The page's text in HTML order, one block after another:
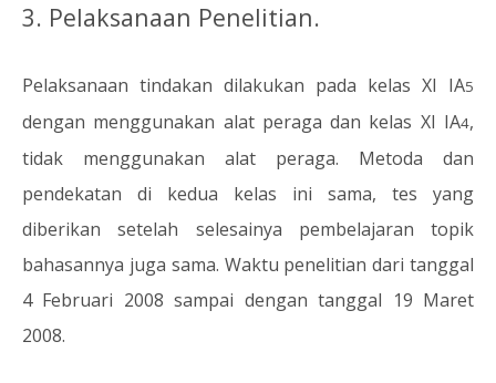
3. Pelaksanaan Penelitian.
Pelaksanaan tindakan dilakukan pada kelas XI IA5
dengan menggunakan alat peraga dan kelas XI IA4,
tidak menggunakan alat peraga. Metoda dan
pendekatan di kedua kelas ini sama, tes yang
diberikan setelah selesainya pembelajaran topik
bahasannya juga sama. Waktu penelitian dari tanggal
4 Februari 2008 sampai dengan tanggal 19 Maret
2008.